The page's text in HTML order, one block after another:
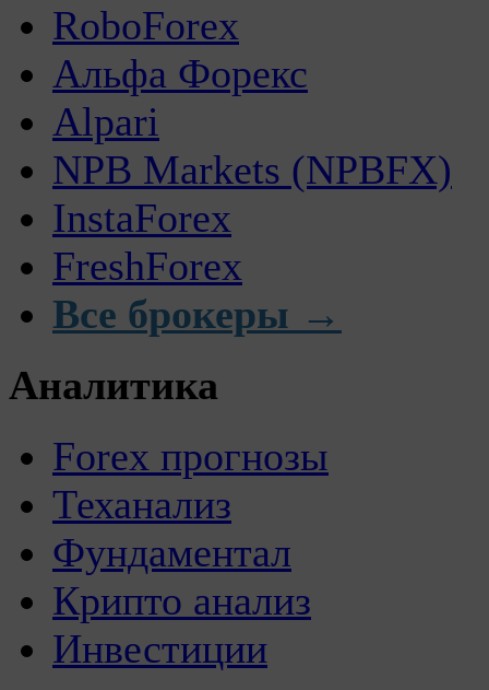
RoboForex
Альфа Форекс
Alpari
NPB Markets (NPBFX)
InstaForex
FreshForex
Все брокеры →
Аналитика
Forex прогнозы
Теханализ
Фундаментал
Крипто анализ
Инвестиции